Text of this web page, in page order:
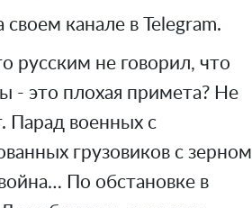
канале в Telegram.
русским не говорил, что
- это плохая примета? Не
Парад военных с
грузовиков с зерном
По обстановке в